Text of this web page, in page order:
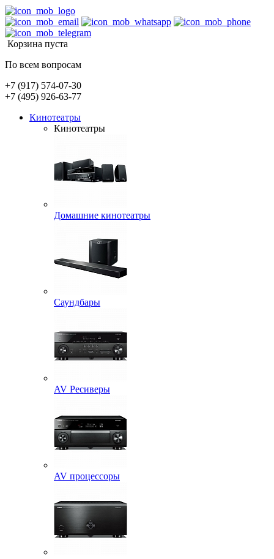
Корзина пуста
По всем вопросам
+7 (917) 574-07-30
+7 (495) 926-63-77
Кинотеатры
Кинотеатры
Домашние кинотеатры
Саундбары
AV Ресиверы
AV процессоры